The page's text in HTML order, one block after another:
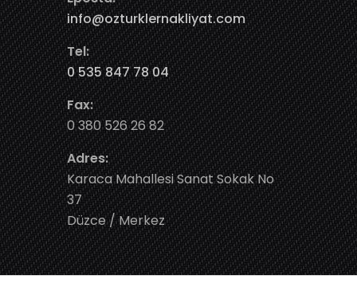
info@ozturklernakliyat.com
Tel:
0 535 847 78 04
Fax:
0 380 526 26 82
Adres:
Karaca Mahallesi Sanat Sokak No
37
Düzce / Merkez